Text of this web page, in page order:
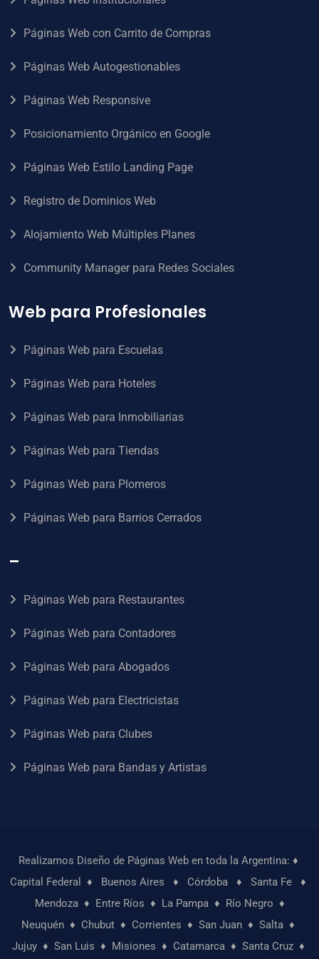
Páginas Web con Carrito de Compras
Páginas Web Autogestionables
Páginas Web Responsive
Posicionamiento Orgánico en Google
Páginas Web Estilo Landing Page
Registro de Dominios Web
Alojamiento Web Múltiples Planes
Community Manager para Redes Sociales
Web para Profesionales
Páginas Web para Escuelas
Páginas Web para Hoteles
Páginas Web para Inmobiliarias
Páginas Web para Tiendas
Páginas Web para Plomeros
Páginas Web para Barrios Cerrados
–
Páginas Web para Restaurantes
Páginas Web para Contadores
Páginas Web para Abogados
Páginas Web para Electricistas
Páginas Web para Clubes
Páginas Web para Bandas y Artistas
Realizamos Diseño de Páginas Web en toda la Argentina: ♦
Capital Federal
♦ Buenos Aires ♦ Córdoba ♦ Santa Fe ♦
Mendoza♦ Entre Ríos ♦ La Pampa♦ Río Negro ♦
Neuquén ♦ Chubut ♦ Corrientes ♦ San Juan ♦ Salta ♦
Jujuy♦ San Luis ♦ Misiones ♦ Catamarca♦ Santa Cruz♦